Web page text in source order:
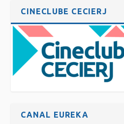
CINECLUBE CECIERJ
CANAL EUREKA